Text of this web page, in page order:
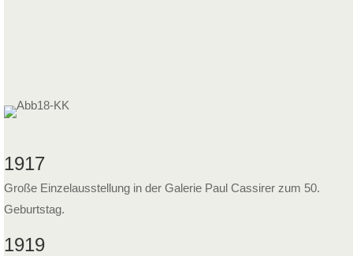
1917
Große Einzelausstellung in der Galerie Paul Cassirer zum 50.
Geburtstag.
1919